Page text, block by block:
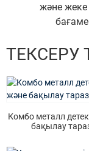
және
ТЕКСЕРУ
Комбо металл
бақылау